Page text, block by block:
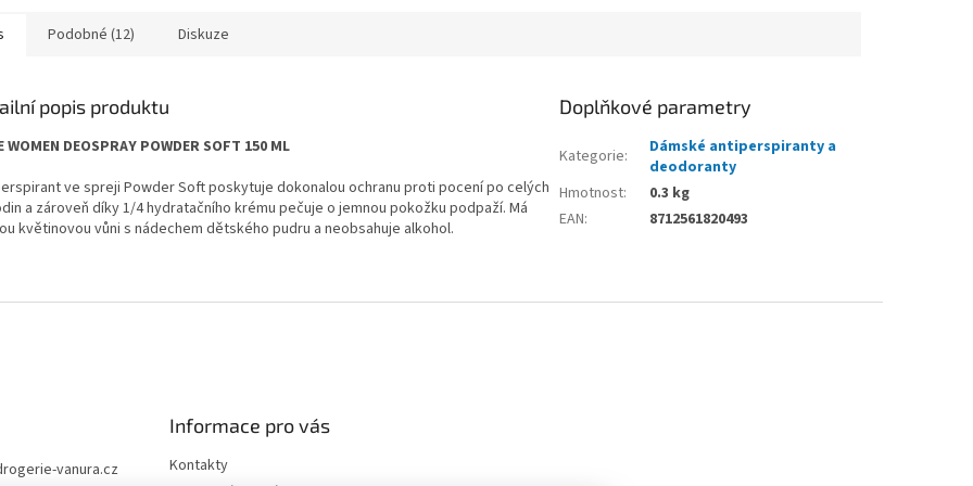
Podobné (12) Diskuze
popis produktu
WOMEN DEOSPRAY POWDER SOFT 150 ML
ve spreji Powder Soft poskytuje dokonalou ochranu proti pocení po celých
a zároveň díky 1/4 hydratačního krému pečuje o jemnou pokožku podpaží. Má
květinovou vůni s nádechem dětského pudru a neobsahuje alkohol.
Doplňkové parametry
Kategorie:
Dámské antiperspiranty a
deodoranty
Hmotnost:
0.3 kg
EAN: 8712561820493
vanura.cz
Informace pro vás
Kontakty